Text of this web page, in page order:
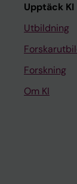
Upptäck KI
Utbildning
Forskning
Om KI